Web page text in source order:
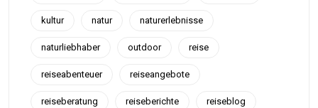
kultur natur naturerlebnisse
naturliebhaber outdoor reise
reiseabenteuer reiseangebote
reiseberatung reiseberichte reiseblog